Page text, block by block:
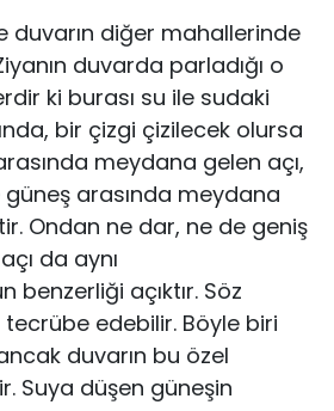
duvarın diğer mahallerinde
duvarda parladığı o
ki burası su ile sudaki
bir çizgi çizilecek olursa
meydana gelen açı,
güneş arasında meydana
Ondan ne dar, ne de geniş
da aynı
benzerliği açıktır. Söz
edebilir. Böyle biri
duvarın bu özel
Suya düşen güneşin